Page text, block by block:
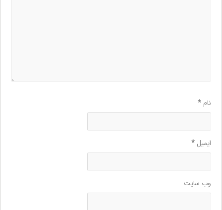
نام*
ایمیل*
وب‌ سایت